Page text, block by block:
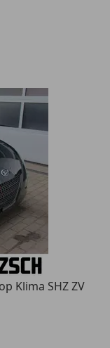
Klima SHZ ZV